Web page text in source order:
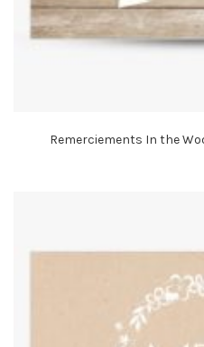
Remerciements In the